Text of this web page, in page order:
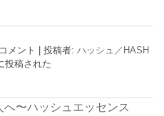
メント |投稿者:ハッシュ／HASH
投稿された
〜ハッシュエッセンス